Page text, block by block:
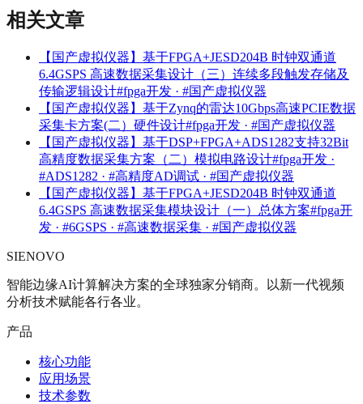
相关文章
【国产虚拟仪器】基于FPGA+JESD204B 时钟双通道
6.4GSPS 高速数据采集设计（三）连续多段触发存储及
传输逻辑设计#fpga开发 · #国产虚拟仪器
【国产虚拟仪器】基于Zynq的雷达10Gbps高速PCIE数据
采集卡方案(二）硬件设计#fpga开发 · #国产虚拟仪器
【国产虚拟仪器】基于DSP+FPGA+ADS1282支持32Bit
高精度数据采集方案（二）模拟电路设计#fpga开发 ·
#ADS1282 · #高精度AD调试 · #国产虚拟仪器
【国产虚拟仪器】基于FPGA+JESD204B 时钟双通道
6.4GSPS 高速数据采集模块设计（一）总体方案#fpga开
发 · #6GSPS · #高速数据采集 · #国产虚拟仪器
SIENOVO
智能边缘AI计算解决方案的全球独家分销商。以新一代视频
分析技术赋能各行各业。
产品
核心功能
应用场景
技术参数